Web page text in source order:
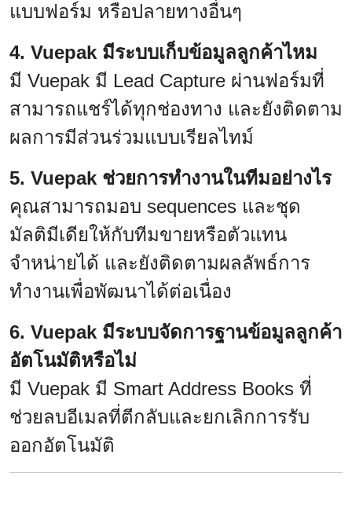
แบบฟอร์ม หรือปลายทางอื่นๆ
4. Vuepak มีระบบเก็บข้อมูลลูกค้าไหม
มี Vuepak มี Lead Capture ผ่านฟอร์มที่
สามารถแชร์ได้ทุกช่องทาง และยังติดตาม
ผลการมีส่วนร่วมแบบเรียลไทม์
5. Vuepak ช่วยการทำงานในทีมอย่างไร
คุณสามารถมอบ sequences และชุด
มัลติมีเดียให้กับทีมขายหรือตัวแทน
จำหน่ายได้ และยังติดตามผลลัพธ์การ
ทำงานเพื่อพัฒนาได้ต่อเนื่อง
6. Vuepak มีระบบจัดการฐานข้อมูลลูกค้า
อัตโนมัติหรือไม่
มี Vuepak มี Smart Address Books ที่
ช่วยลบอีเมลที่ตีกลับและยกเลิกการรับ
ออกอัตโนมัติ